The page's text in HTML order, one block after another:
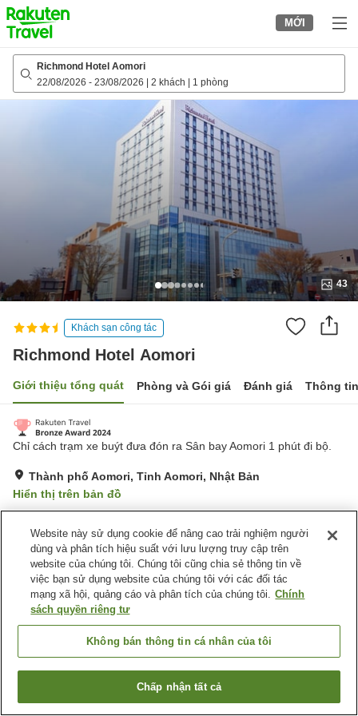
to
top
page
MỚI
Richmond Hotel Aomori
22/08/2026 - 23/08/2026 2 khách 1 phòng
43
Khách sạn công tác
Richmond Hotel Aomori
Giới thiệu tổng quát Phòng và Gói giá Đánh giá Thông
Chỉ cách trạm xe buýt đưa đón ra Sân bay Aomori 1 phút đi bộ.
Thành phố Aomori, Tỉnh Aomori, Nhật Bản
Hiển thị trên bản đồ
Tiện nghi chỗ nghỉ
Bãi đỗ xe
Spa / Salon
Nhà hàng
Nhật Bản Tỉnh Aomori
Thành phố Aomori
Richmond Hotel Aomori
Tìm phòng trống
Website này sử dụng cookie để nâng cao trải nghiệm người
dùng và phân tích hiệu suất với lưu lượng truy cập trên
website của chúng tôi. Chúng tôi cũng chia sẻ thông tin về
việc bạn sử dụng website của chúng tôi với các đối tác
mạng xã hội, quảng cáo và phân tích của chúng tôi. Chính
sách quyền riêng tư
Không bán thông tin cá nhân của tôi
Chấp nhận tất cả